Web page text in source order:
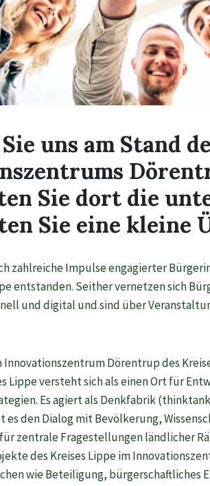
uns am Stand
Sie dort die
Sie eine kleine
zahlreiche Impulse engagierter
entstanden. Seither vernetzen sich
und digital und sind über
Innovationszentrum Dörentrup des
Lippe versteht sich als einen Ort für
Es agiert als Denkfabrik
es den Dialog mit Bevölkerung,
zentrale Fragestellungen ländlicher
des Kreises Lippe im
wie Beteiligung, bürgerschaftliches